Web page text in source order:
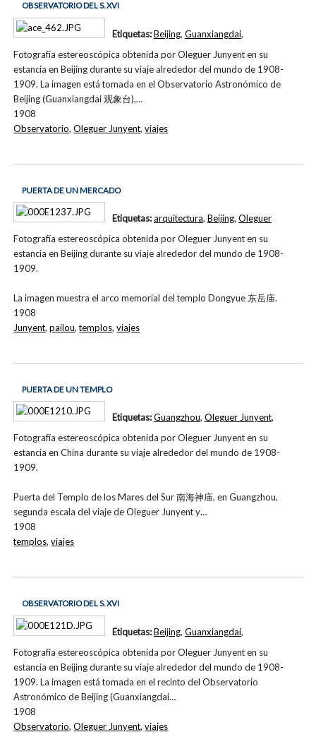
OBSERVATORIO DEL S. XVI
Fotografía estereoscópica obtenida por Oleguer Junyent en su
estancia en Beijing durante su viaje alrededor del mundo de 1908-
1909. La imagen está tomada en el Observatorio Astronómico de
Beijing (Guanxiangdai 观象台),…
1908
Etiquetas:Beijing, Guanxiangdai,
Observatorio,Oleguer Junyent,viajes
PUERTA DE UN MERCADO
Fotografía estereoscópica obtenida por Oleguer Junyent en su
estancia en Beijing durante su viaje alrededor del mundo de 1908-
1909.
La imagen muestra el arco memorial del templo Dongyue 东岳庙.
1908
Etiquetas:arquitectura, Beijing, Oleguer
Junyent,pailou,templos,viajes
PUERTA DE UN TEMPLO
Fotografía estereoscópica obtenida por Oleguer Junyent en su
estancia en China durante su viaje alrededor del mundo de 1908-
1909.
Puerta del Templo de los Mares del Sur 南海神庙, en Guangzhou,
segunda escala del viaje de Oleguer Junyent y…
1908
Etiquetas:Guangzhou, Oleguer Junyent,
templos,viajes
OBSERVATORIO DEL S. XVI
Fotografía estereoscópica obtenida por Oleguer Junyent en su
estancia en Beijing durante su viaje alrededor del mundo de 1908-
1909. La imagen está tomada en el recinto del Observatorio
Astronómico de Beijing (Guanxiangdai…
1908
Etiquetas:Beijing, Guanxiangdai,
Observatorio,Oleguer Junyent,viajes